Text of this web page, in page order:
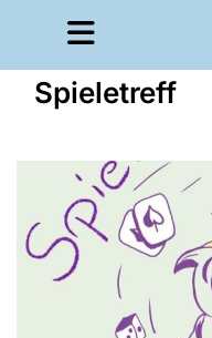
Spieletreff